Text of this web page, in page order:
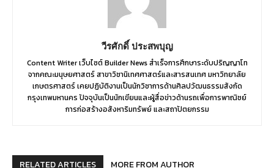
วีรศักดิ์ ประสพบุญ
Content Writer เว็บไซต์ Builder News สำเร็จการศึกษาระดับปริญญาโท
จากคณะมนุษยศาสตร์ สาขาวิชานิเทศศาสตร์และสารสนเทศ มหาวิทยาลัย
เกษตรศาสตร์ เคยปฏิบัติงานเป็นนักวิชาการด้านศิลปวัฒนธรรมสังกัด
กรุงเทพมหานคร ปัจจุบันเป็นนักเขียนและผู้สื่อข่าวด้านรถเพื่อการพาณิชย์
การก่อสร้างอสังหาริมทรัพย์ และสถาปัตยกรรม
RELATED ARTICLES MORE FROM AUTHOR